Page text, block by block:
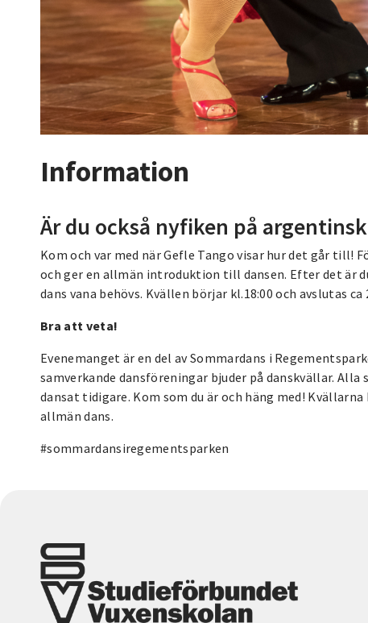
Information
Är du också nyfiken på
Kom och var med när Gefle Tango visar hur det går till!
och ger en allmän introduktion till dansen. Efter det är
dans vana behövs. Kvällen börjar kl.18:00 och avslutas ca
Bra att veta!
Evenemanget är en del av Sommardans i
samverkande dansföreningar bjuder på danskvällar.
dansat tidigare. Kom som du är och häng med!
allmän dans.
#sommardansiregementsparken